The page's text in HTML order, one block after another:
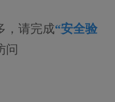
，请完成“安全验
问